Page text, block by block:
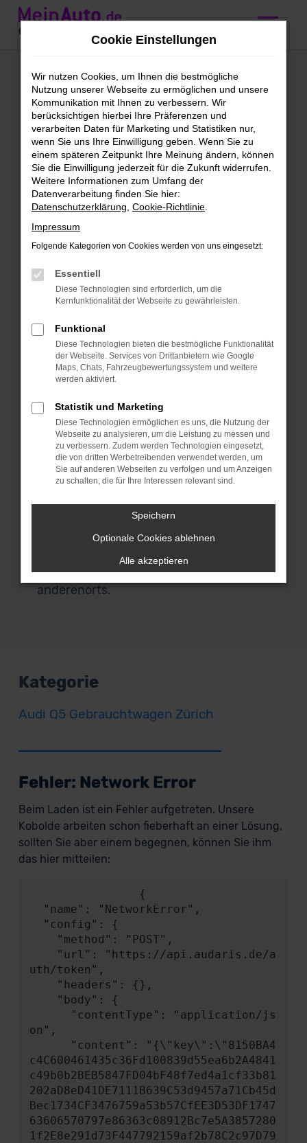
Zum
Hauptinhalt
Audi Q5 kaufen mit
Lieferservice nach
Zürich
Wir bieten günstige Audi Q5 für
Zürich
Schleichst du bereits um einen Audi Q5
herum und möchtest bald mit diesem
Modell in Zürich unterwegs sein? Dann
bieten dieses erstklassige Fahrzeug zu
einem sensationellen Preis. Bei MeinAuto
Spezialisten für den Audi Q5 und eine
Reihe anderer Modelle geraten. Für uns
spricht, dass wir ausschließlich
Fahrzeuge aus erster Hand anbieten
und du durchweg scheckheftgepflegte
Autos erhältst. Wir sprechen dabei von
Fahrzeuge für den einheimischen Markt
und ausdrücklich nicht von EU-
Importen. Auch, wenn du in Zürich
zuhause bist und nicht zu uns nach
Garching bei München kommen
möchtest, bist du herzlich willkommen.
Unser Lieferdienst macht es möglich
und stellt dir dein Fahrzeug direkt vor
deine Haustür – ob in Zürich oder
anderenorts.
Kategorie
Audi Q5 Gebrauchtwagen Zürich
Fehler: Network Error
Beim Laden ist ein Fehler aufgetreten. Unsere
Kobolde arbeiten schon fieberhaft an einer Lösung,
sollten Sie aber einem begegnen, können Sie ihm
das hier mitteilen:
uth/token",
on",
c4C600461435c36Fd100839d55ea6b2A4841
c49b0b2BEB5847FD04bF48f7ed4a1cf33b81
202aD8eD41DE7111B639C53d9457a71Cb45d
Bec1734CF3476759a53b57CfEE3D53DF1747
63606570797e86363c08912Bc7e5A3857280
1f2E8e291d73F447792159af2b78C2c97D79
Cookie Einstellungen
Wir nutzen Cookies, um Ihnen die bestmögliche
Nutzung unserer Webseite zu ermöglichen und unsere
Kommunikation mit Ihnen zu verbessern. Wir
berücksichtigen hierbei Ihre Präferenzen und
verarbeiten Daten für Marketing und Statistiken nur,
wenn Sie uns Ihre Einwilligung geben. Wenn Sie zu
einem späteren Zeitpunkt Ihre Meinung ändern, können
Sie die Einwilligung jederzeit für die Zukunft widerrufen.
Weitere Informationen zum Umfang der
Datenverarbeitung finden Sie hier:
Datenschutzerklärung Cookie-Richtlinie
Impressum
Folgende Kategorien von Cookies werden von uns eingesetzt:
Essentiell
Diese Technologien sind erforderlich, um die
Kernfunktionalität der Webseite zu gewährleisten.
Funktional
Diese Technologien bieten die bestmögliche Funktionalität
der Webseite. Services von Drittanbietern wie Google
Maps, Chats, Fahrzeugbewertungssystem und weitere
werden aktiviert.
Statistik und Marketing
Diese Technologien ermöglichen es uns, die Nutzung der
Webseite zu analysieren, um die Leistung zu messen und
zu verbessern. Zudem werden Technologien eingesetzt,
die von dritten Werbetreibenden verwendet werden, um
Sie auf anderen Webseiten zu verfolgen und um Anzeigen
zu schalten, die für Ihre Interessen relevant sind.
Speichern
Optionale Cookies ablehnen
Alle akzeptieren